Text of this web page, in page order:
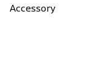
Accessory